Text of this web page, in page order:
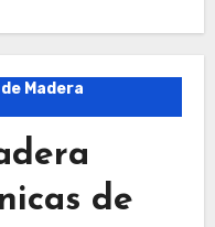
Madera
de